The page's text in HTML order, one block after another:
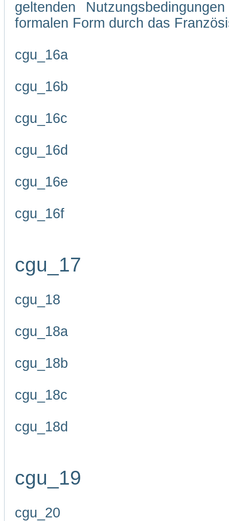
geltenden
formalen Form durch das
cgu_16a
cgu_16b
cgu_16c
cgu_16d
cgu_16e
cgu_16f
cgu_17
cgu_18
cgu_18a
cgu_18b
cgu_18c
cgu_18d
cgu_19
cgu_20